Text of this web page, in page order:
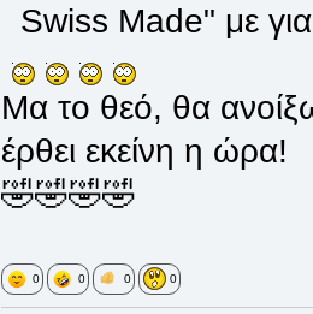
Swiss Made" με
Μα το θεό, θα
έρθει εκείνη η ώρα!
🤣🤣🤣🤣
0 0 0 0